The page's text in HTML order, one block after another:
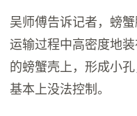
吴师傅告诉记者，螃
运输过程中高密度地
的螃蟹壳上，形成小
基本上没法控制。